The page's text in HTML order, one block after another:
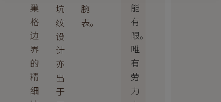
巢
格
边
界
的
精
细
坑
纹
设
计
亦
出
于
腕
表。
能
有
限。
唯
有
劳
力